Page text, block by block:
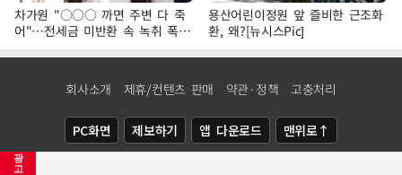
광
고
차가원 "○○○ 까면 주변 다 죽
어"…전세금 미반환 속 녹취 폭로
파장
용산어린이정원 앞 즐비한 근조화
환, 왜?[뉴시스Pic]
회사소개 제휴/컨텐츠 판매 약관·정책 고충처리
PC화면 제보하기 앱 다운로드 맨위로↑